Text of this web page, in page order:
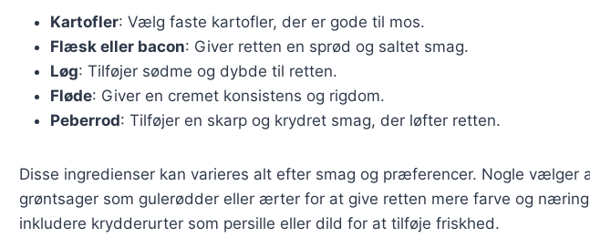
Kartofler: Vælg faste kartofler, der er gode til mos.
Flæsk eller bacon: Giver retten en sprød og saltet smag.
Løg: Tilføjer sødme og dybde til retten.
Fløde: Giver en cremet konsistens og rigdom.
Peberrod: Tilføjer en skarp og krydret smag, der løfter retten.
Disse ingredienser kan varieres alt efter smag og præferencer. Nogle vælger
grøntsager som gulerødder eller ærter for at give retten mere farve og
inkludere krydderurter som persille eller dild for at tilføje friskhed.